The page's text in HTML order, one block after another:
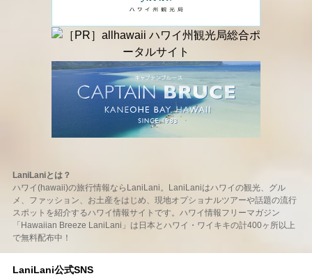
LaniLaniとは？
ハワイ(hawaii)の旅行情報ならLaniLani。LaniLaniはハワイの観光、グル
メ、ファッション、お土産をはじめ、現地オプショナルツアーや話題の流行
スポットを紹介するハワイ情報サイトです。ハワイ情報フリーマガジン
「Hawaiian Breeze LaniLani」は日本とハワイ・ワイキキの計400ヶ所以上
で無料配布中！
LaniLani公式SNS